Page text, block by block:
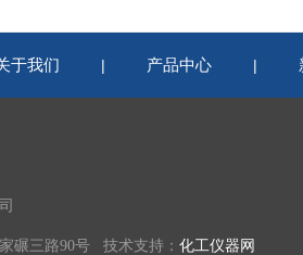
于我们 | 产品中心 |
碾三路90号 技术支持： 化工仪器网